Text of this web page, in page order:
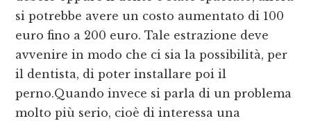
si potrebbe avere un costo aumentato di 100
euro fino a 200 euro. Tale estrazione deve
avvenire in modo che ci sia la possibilità, per
il dentista, di poter installare poi il
perno.Quando invece si parla di un problema
molto più serio, cioè di interessa una